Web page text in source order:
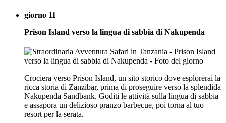
giorno 11
Prison Island verso la lingua di sabbia di Nakupenda
Crociera verso Prison Island, un sito storico dove esplorerai la
ricca storia di Zanzibar, prima di proseguire verso la splendida
Nakupenda Sandbank. Goditi le attività sulla lingua di sabbia
e assapora un delizioso pranzo barbecue, poi torna al tuo
resort per la serata.